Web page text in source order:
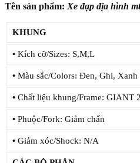
Tên sản phẩm: Xe đạp địa hình
KHUNG
• Kích cỡ/Sizes: S,M,L
• Màu sắc/Colors: Đen, Ghi, Xanh
• Chất liệu khung/Frame: GIANT
• Phuộc/Fork: Giảm chấn
• Giảm xóc/Shock: N/A